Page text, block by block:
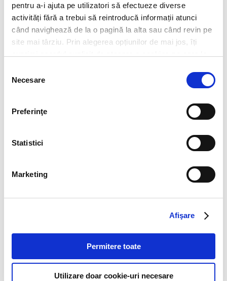
pentru a-i ajuta pe utilizatori să efectueze diverse
activități fără a trebui să reintroducă informații atunci
când navighează de la o pagină la alta sau când revin pe
site mai târziu. Prin alegerea opțiunilor de mai jos, îți
consimțământului
Necesare
Preferinţe
Statistici
Marketing
Afişare
Permitere toate
Utilizare doar cookie-uri necesare
doc,docx,pdf,odc file types with 6mb maximum size